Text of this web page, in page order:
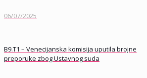
06/07/2025
B9.T1 – Venecijanska komisija uputila brojne
preporuke zbog Ustavnog suda